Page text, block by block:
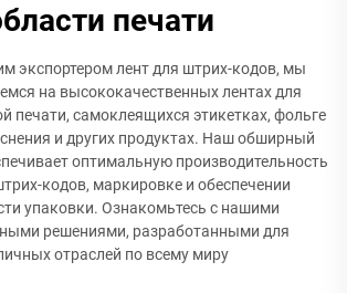
печати
экспортером лент для штрих-кодов, мы
на высококачественных лентах для
печати, самоклеящихся этикетках, фольге
и других продуктах. Наш обширный
оптимальную производительность
кодов, маркировке и обеспечении
упаковки. Ознакомьтесь с нашими
решениями, разработанными для
отраслей по всему миру